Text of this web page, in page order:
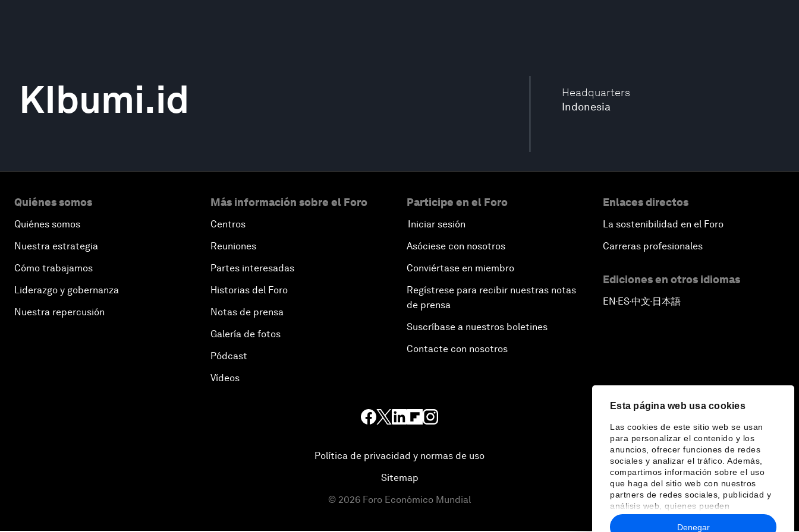
Esta página web usa cookies
Las cookies de este sitio web se usan
para personalizar el contenido y los
anuncios, ofrecer funciones de redes
sociales y analizar el tráfico. Además,
compartimos información sobre el uso
que haga del sitio web con nuestros
partners de redes sociales, publicidad y
análisis web, quienes pueden
combinarla con otra información que les
haya proporcionado o que hayan
Denegar
Headquarters
Indonesia
KIbumi.id
Quiénes somos
Quiénes somos
Nuestra estrategia
Cómo trabajamos
Liderazgo y gobernanza
Nuestra repercusión
Más información sobre el Foro
Centros
Reuniones
Partes interesadas
Historias del Foro
Notas de prensa
Galería de fotos
Pódcast
Vídeos
Participe en el Foro
Iniciar sesión
Asóciese con nosotros
Conviértase en miembro
Regístrese para recibir nuestras notas
de prensa
Suscríbase a nuestros boletines
Contacte con nosotros
Enlaces directos
La sostenibilidad en el Foro
Carreras profesionales
Ediciones en otros idiomas
EN▪ES▪中文▪ 日本語
Política de privacidad y normas de uso
Sitemap
© 2026 Foro Económico Mundial